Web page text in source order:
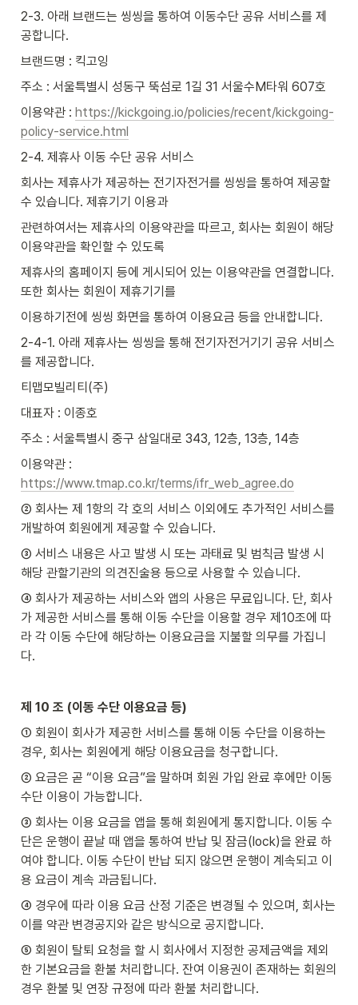
2-3. 아래 브랜드는 씽씽을 통하여 이동수단 공유 서비스를 제
공합니다.
브랜드명 : 킥고잉
주소 : 서울특별시 성동구 뚝섬로 1길 31 서울수M타워 607호
이용약관 : https://kickgoing.io/policies/recent/kickgoing-
policy-service.html
2-4. 제휴사 이동 수단 공유 서비스
회사는 제휴사가 제공하는 전기자전거를 씽씽을 통하여 제공할
수 있습니다. 제휴기기 이용과
관련하여서는 제휴사의 이용약관을 따르고, 회사는 회원이 해당
이용약관을 확인할 수 있도록
제휴사의 홈페이지 등에 게시되어 있는 이용약관을 연결합니다.
또한 회사는 회원이 제휴기기를
이용하기전에 씽씽 화면을 통하여 이용요금 등을 안내합니다.
2-4-1. 아래 제휴사는 씽씽을 통해 전기자전거기기 공유 서비스
를 제공합니다.
티맵모빌리티(주)
대표자 : 이종호
주소 : 서울특별시 중구 삼일대로 343, 12층, 13층, 14층
https://www.tmap.co.kr/terms/ifr_web_agree.do
② 회사는 제 1항의 각 호의 서비스 이외에도 추가적인 서비스를
개발하여 회원에게 제공할 수 있습니다.
③ 서비스 내용은 사고 발생 시 또는 과태료 및 범칙금 발생 시
해당 관할기관의 의견진술용 등으로 사용할 수 있습니다.
④ 회사가 제공하는 서비스와 앱의 사용은 무료입니다. 단, 회사
가 제공한 서비스를 통해 이동 수단을 이용할 경우 제10조에 따
라 각 이동 수단에 해당하는 이용요금을 지불할 의무를 가집니
다.
제 10 조 (이동 수단 이용요금 등)
① 회원이 회사가 제공한 서비스를 통해 이동 수단을 이용하는
경우, 회사는 회원에게 해당 이용요금을 청구합니다.
② 요금은 곧 “이용 요금”을 말하며 회원 가입 완료 후에만 이동
수단 이용이 가능합니다.
③ 회사는 이용 요금을 앱을 통해 회원에게 통지합니다. 이동 수
단은 운행이 끝날 때 앱을 통하여 반납 및 잠금(lock)을 완료 하
여야 합니다. 이동 수단이 반납 되지 않으면 운행이 계속되고 이
용 요금이 계속 과금됩니다.
④ 경우에 따라 이용 요금 산정 기준은 변경될 수 있으며, 회사는
이를 약관 변경공지와 같은 방식으로 공지합니다.
⑤ 회원이 탈퇴 요청을 할 시 회사에서 지정한 공제금액을 제외
한 기본요금을 환불 처리합니다. 잔여 이용권이 존재하는 회원의
경우 환불 및 연장 규정에 따라 환불 처리합니다.